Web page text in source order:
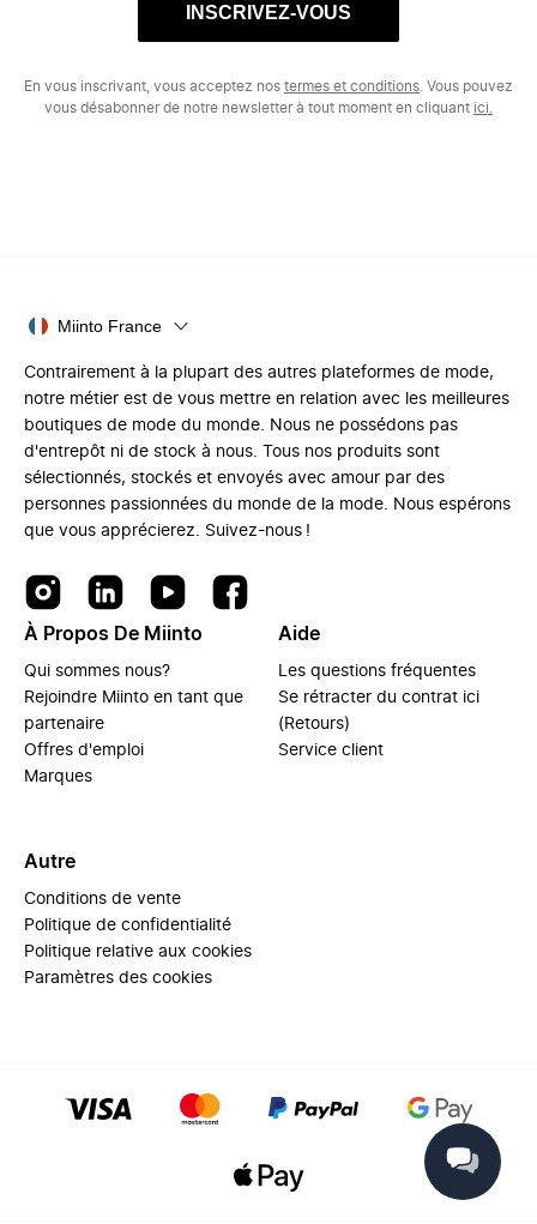
INSCRIVEZ-VOUS
En vous inscrivant, vous acceptez nos termes et conditions . Vous pouvez
vous désabonner de notre newsletter à tout moment en cliquant ici.
Miinto France
Contrairement à la plupart des autres plateformes de mode,
notre métier est de vous mettre en relation avec les meilleures
boutiques de mode du monde. Nous ne possédons pas
d'entrepôt ni de stock à nous. Tous nos produits sont
sélectionnés, stockés et envoyés avec amour par des
personnes passionnées du monde de la mode. Nous espérons
que vous apprécierez. Suivez-nous !
À Propos De Miinto
Qui sommes nous?
Rejoindre Miinto en tant que
partenaire
Offres d'emploi
Marques
Aide
Les questions fréquentes
Se rétracter du contrat ici
(Retours)
Service client
Autre
Conditions de vente
Politique de confidentialité
Politique relative aux cookies
Paramètres des cookies